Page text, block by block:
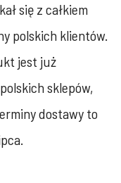
się z całkiem
polskich klientów.
jest już
sklepów,
dostawy to